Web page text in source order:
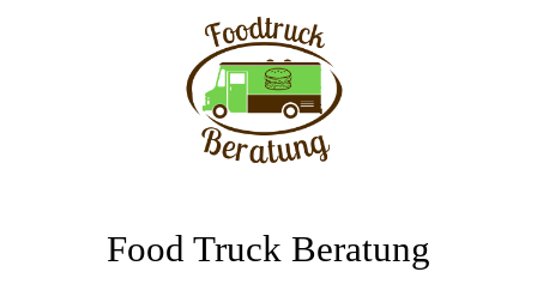
Food Truck Beratung